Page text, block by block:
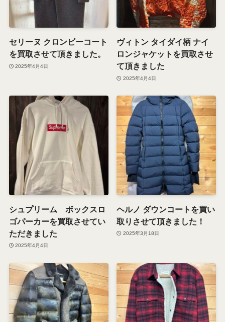
セリーヌ クロンビーコート
を買取させて頂きました。
2025年4月4日
ヴィトン タイダイ柄 ナイ
ロンジャケットを買取させ
て頂きました
2025年4月4日
シュプリーム ボックスロ
ゴパーカーを買取させてい
ただきました
2025年4月4日
ヘルノ ダウンコートを買い
取りさせて頂きました！
2025年3月18日